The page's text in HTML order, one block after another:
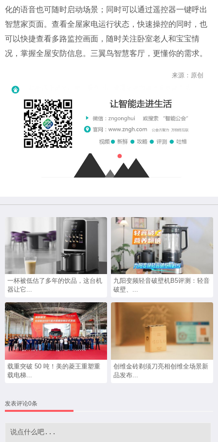
化的语音也可随时启动场景；同时可以通过遥控器一键呼出
智慧家页面。查看全屋家电运行状态，快速操控的同时，也
可以快捷查看多路监控画面，随时关注卧室老人和宝宝情
况，掌握全屋安防信息。三翼鸟智慧客厅，更懂你的需求。
来源：原创
一杯被低估了多年的饮品，这台机
器让它...
九阳变频轻音破壁机B5评测：轻音
破壁、...
载重突破 50 吨！美的菱王重塑重
载电梯...
创维金砖剃须刀亮相创维全场景新
品发布...
发表评论0条